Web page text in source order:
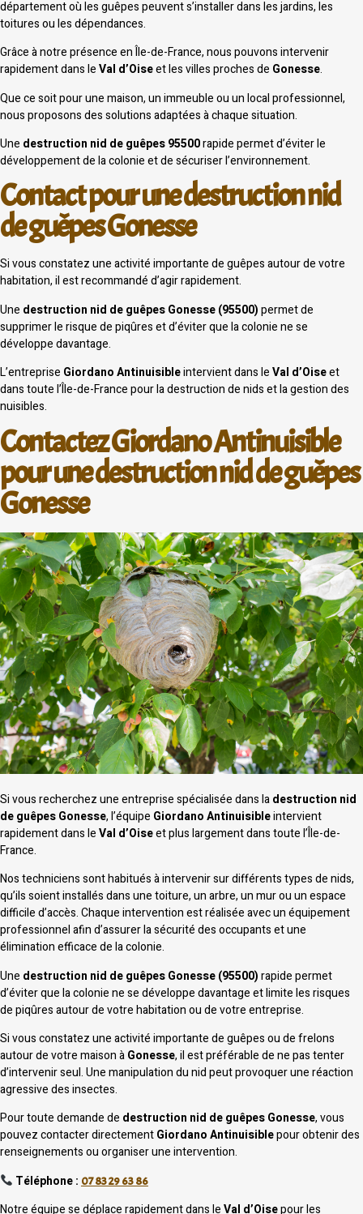
département où les guêpes peuvent s’installer dans les jardins, les
toitures ou les dépendances.
Grâce à notre présence en Île-de-France, nous pouvons intervenir
rapidement dans leVal d’Oiseet les villes proches de Gonesse.
Que ce soit pour une maison, un immeuble ou un local professionnel,
nous proposons des solutions adaptées à chaque situation.
Une destruction nid de guêpes 95500rapide permet d’éviter le
développement de la colonie et de sécuriser l’environnement.
Contact pour une destruction nid
de guêpes Gonesse
Si vous constatez une activité importante de guêpes autour de votre
habitation, il est recommandé d’agir rapidement.
Une destruction nid de guêpes Gonesse (95500)permet de
supprimer le risque de piqûres et d’éviter que la colonie ne se
développe davantage.
L’entreprise Giordano Antinuisibleintervient dans leVal d’Oiseet
dans toute l’Île-de-France pour la destruction de nids et la gestion des
nuisibles.
Contactez Giordano Antinuisible
pour une destruction nid de guêpes
Gonesse
Si vous recherchez une entreprise spécialisée dans ladestruction nid
de guêpes Gonesse, l’équipe Giordano Antinuisibleintervient
rapidement dans leVal d’Oiseet plus largement dans toute l’Île-de-
France.
Nos techniciens sont habitués à intervenir sur différents types de nids,
qu’ils soient installés dans une toiture, un arbre, un mur ou un espace
difficile d’accès. Chaque intervention est réalisée avec un équipement
professionnel afin d’assurer la sécurité des occupants et une
élimination efficace de la colonie.
Une destruction nid de guêpes Gonesse (95500)rapide permet
d’éviter que la colonie ne se développe davantage et limite les risques
de piqûres autour de votre habitation ou de votre entreprise.
Si vous constatez une activité importante de guêpes ou de frelons
autour de votre maison àGonesse, il est préférable de ne pas tenter
d’intervenir seul. Une manipulation du nid peut provoquer une réaction
agressive des insectes.
Pour toute demande de destruction nid de guêpes Gonesse, vous
pouvez contacter directementGiordano Antinuisiblepour obtenir des
renseignements ou organiser une intervention.
Téléphone : 07 83 29 63 86
Notre équipe se déplace rapidement dans leVal d’Oisepour les